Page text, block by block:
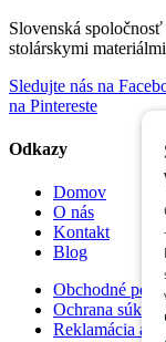
Slovenská
stolárskymi
Sledujte nás na
na Pintereste
Odkazy
Domov
O nás
Kontakt
Blog
Obchodné
Ochrana
Reklamácia a